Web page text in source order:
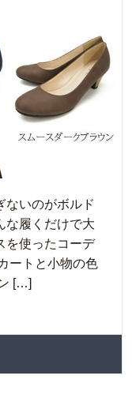
ないのがボルド
な履くだけで大
を使ったコーデ
ートと小物の色
[…]